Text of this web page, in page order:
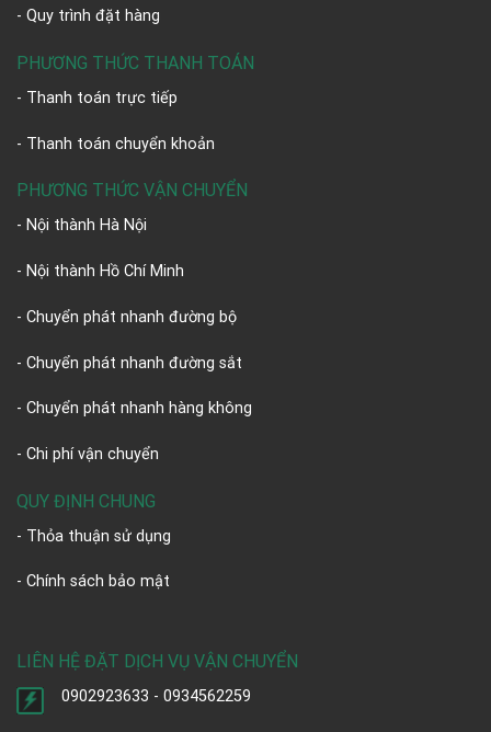
- Quy trình đặt hàng
PHƯƠNG THỨC THANH TOÁN
- Thanh toán trực tiếp
- Thanh toán chuyển khoản
PHƯƠNG THỨC VẬN CHUYỂN
- Nội thành Hà Nội
- Nội thành Hồ Chí Minh
- Chuyển phát nhanh đường bộ
- Chuyển phát nhanh đường sắt
- Chuyển phát nhanh hàng không
- Chi phí vận chuyển
QUY ĐỊNH CHUNG
- Thỏa thuận sử dụng
- Chính sách bảo mật
LIÊN HỆ ĐẶT DỊCH VỤ VẬN CHUYỂN
0902923633 - 0934562259